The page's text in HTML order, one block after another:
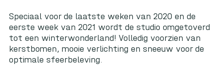
Speciaal voor de laatste weken van 2020 en de
eerste week van 2021 wordt de studio omgetoverd
tot een winterwonderland! Volledig voorzien van
kerstbomen, mooie verlichting en sneeuw voor de
optimale sfeerbeleving.